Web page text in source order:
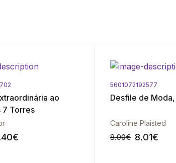
ao
7 Torres
€
5601072192577
Desfile de Moda,
Caroline Plaisted
8.90€ 8.01€